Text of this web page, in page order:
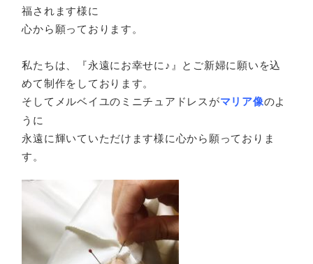
福されます様に
心から願っております。
私たちは、『永遠にお幸せに♪』とご新婦に願いを込
めて制作をしております。
そしてメルベイユのミニチュアドレスがマリア像のよ
うに
永遠に輝いていただけます様に心から願っておりま
す。